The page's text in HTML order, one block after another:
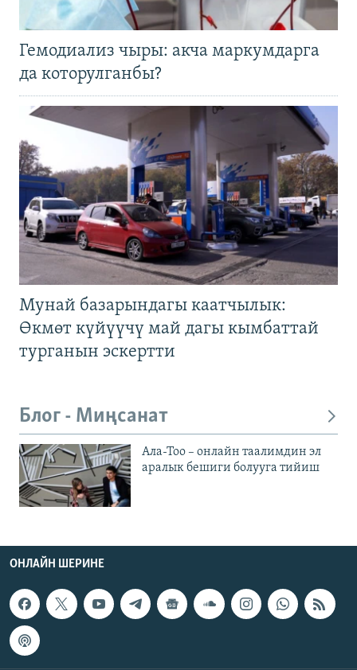
Гемодиализ чыры: акча маркумдарга
да которулганбы?
Мунай базарындагы каатчылык:
Өкмөт күйүүчү май дагы кымбаттай
турганын эскертти
Блог - Миңсанат
Ала-Тоо – онлайн таалимдин эл
аралык бешиги болууга тийиш
ОНЛАЙН ШЕРИНЕ